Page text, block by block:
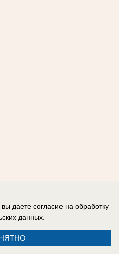
даете согласие на обработку
данных.